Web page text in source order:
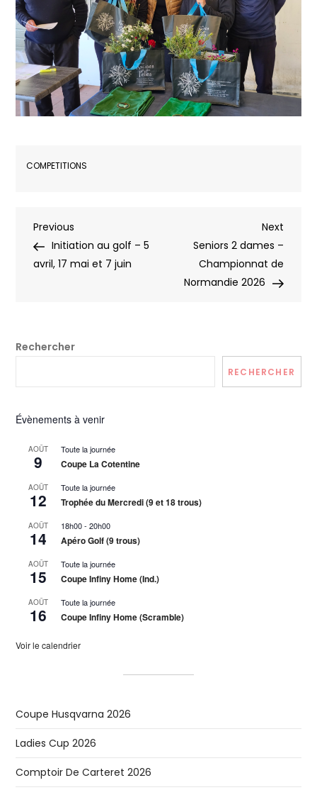
COMPETITIONS
Navigation
de
Previous
Post
Previous
Initiation au golf – 5
avril, 17 mai et 7 juin
Next
Post
Next
Seniors 2 dames –
Championnat de
Normandie 2026
Rechercher
RECHERCHER
Évènements à venir
AOÛT
9
Toute la journée
Coupe La Cotentine
AOÛT
12
Toute la journée
Trophée du Mercredi (9 et 18 trous)
AOÛT
14
18h00-20h00
Apéro Golf (9 trous)
AOÛT
15
Toute la journée
Coupe Infiny Home (Ind.)
AOÛT
16
Toute la journée
Coupe Infiny Home (Scramble)
Voir le calendrier
Coupe Husqvarna 2026
Ladies Cup 2026
Comptoir De Carteret 2026